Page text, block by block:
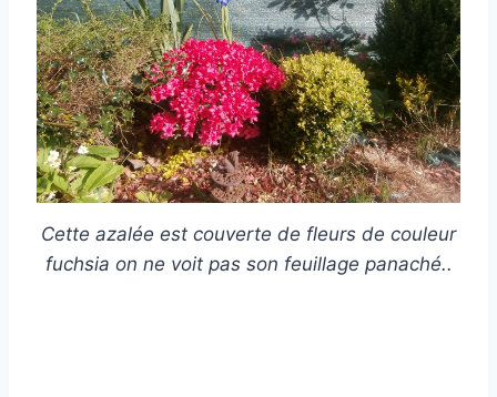
Cette azalée est couverte de fleurs de couleur
fuchsia on ne voit pas son feuillage panaché..